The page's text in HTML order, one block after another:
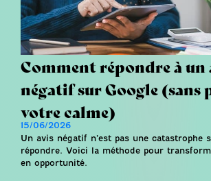
Comment répondre à un
négatif sur Google (sans
votre calme)
15/06/2026
Un avis négatif n’est pas une catastrophe
répondre. Voici la méthode pour
en opportunité.